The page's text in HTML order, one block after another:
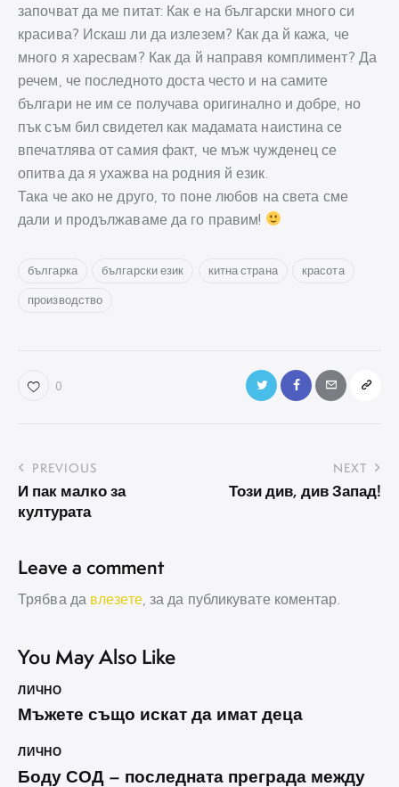
започват да ме питат: Как е на български много си
красива? Искаш ли да излезем? Как да й кажа, че
много я харесвам? Как да й направя комплимент? Да
речем, че последното доста често и на самите
българи не им се получава оригинално и добре, но
пък съм бил свидетел как мадамата наистина се
впечатлява от самия факт, че мъж чужденец се
опитва да я ухажва на родния й език.
Така че ако не друго, то поне любов на света сме
дали и продължаваме да го правим!
българка български език китна страна
красота
производство
0
Навигация
PREVIOUS
И пак малко за
културата
NEXT
Този див, див Запад!
Leave a comment
Трябва да влезете, за да публикувате коментар.
You May Also Like
ЛИЧНО
Мъжете също искат да имат деца
ЛИЧНО
Боду СОД – последната преграда между